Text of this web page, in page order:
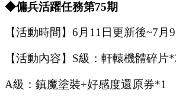
◆傭兵活躍任務第75期
【活動時間】 6月 11 日更新後~7月 9
【活動內容】 S級：軒轅機體碎片
A級： 鎮魔塗裝+好感度還原券*1